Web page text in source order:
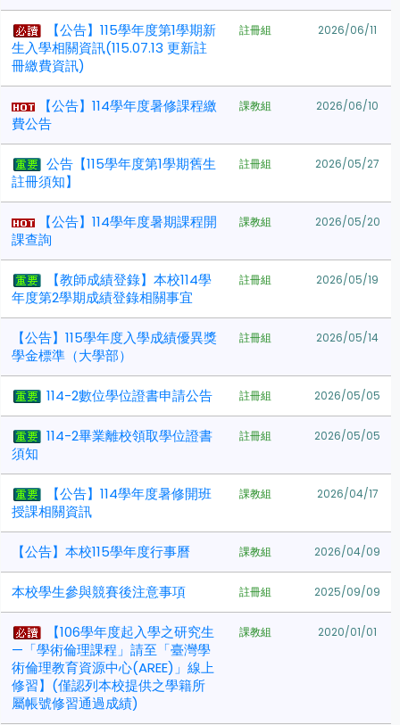
【公告】115學年度第1學期新
生入學相關資訊(115.07.13 更新註
冊繳費資訊)
註冊組 2026/06/11
【公告】114學年度暑修課程繳
費公告
課教組 2026/06/10
公告【115學年度第1學期舊生
註冊須知】
註冊組 2026/05/27
【公告】114學年度暑期課程開
課查詢
課教組 2026/05/20
【教師成績登錄】本校114學
年度第2學期成績登錄相關事宜
註冊組 2026/05/19
【公告】115學年度入學成績優異獎
學金標準（大學部）
註冊組 2026/05/14
114-2數位學位證書申請公告 註冊組 2026/05/05
114-2畢業離校領取學位證書
須知
註冊組 2026/05/05
【公告】114學年度暑修開班
授課相關資訊
課教組 2026/04/17
【公告】本校115學年度行事曆 課教組 2026/04/09
本校學生參與競賽後注意事項 註冊組 2025/09/09
【106學年度起入學之研究生
—「學術倫理課程」請至「臺灣學
術倫理教育資源中心(AREE)」線上
修習】(僅認列本校提供之學籍所
屬帳號修習通過成績)
課教組 2020/01/01